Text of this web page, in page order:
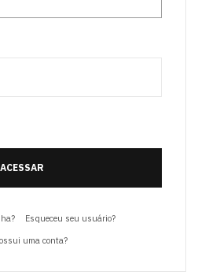
ACESSAR
Esqueceu seu usuário?
uma conta?